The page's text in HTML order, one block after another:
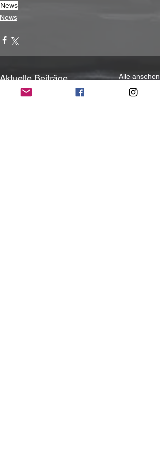
News
News
Aktuelle Beiträge Alle ansehen